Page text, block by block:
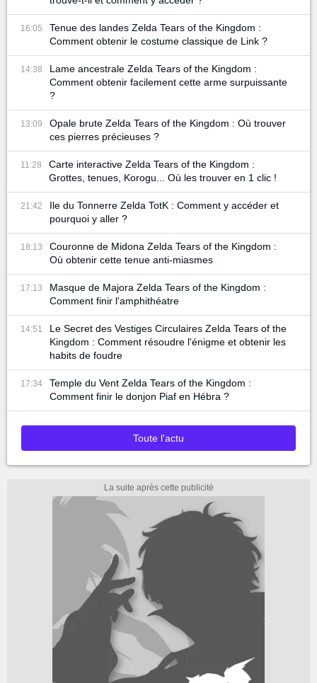
16:05
Tenue des landes Zelda Tears of the Kingdom :
Comment obtenir le costume classique de Link ?
14:38
Lame ancestrale Zelda Tears of the Kingdom :
Comment obtenir facilement cette arme surpuissante
?
13:09
Opale brute Zelda Tears of the Kingdom : Où trouver
ces pierres précieuses ?
11:28
Carte interactive Zelda Tears of the Kingdom :
Grottes, tenues, Korogu... Où les trouver en 1 clic !
21:42
Ile du Tonnerre Zelda TotK : Comment y accéder et
pourquoi y aller ?
18:13
Couronne de Midona Zelda Tears of the Kingdom :
Où obtenir cette tenue anti-miasmes
17:13
Masque de Majora Zelda Tears of the Kingdom :
Comment finir l'amphithéatre
14:51
Le Secret des Vestiges Circulaires Zelda Tears of the
Kingdom : Comment résoudre l'énigme et obtenir les
habits de foudre
17:34
Temple du Vent Zelda Tears of the Kingdom :
Comment finir le donjon Piaf en Hébra ?
Toute l'actu